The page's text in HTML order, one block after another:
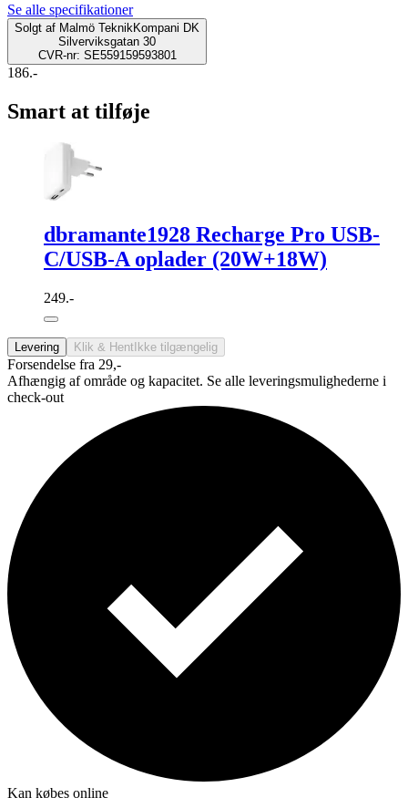
Se alle specifikationer
Solgt af Malmö TeknikKompani DK
Silverviksgatan 30
CVR-nr: SE559159593801
186.-
Smart at tilføje
dbramante1928 Recharge Pro USB-
C/USB-A oplader (20W+18W)
249.-
Levering Klik & HentIkke tilgængelig
Forsendelse fra 29,-
Afhængig af område og kapacitet. Se alle leveringsmulighederne i
check-out
Kan købes online